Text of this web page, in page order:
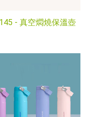
- 真空燜燒保溫壺